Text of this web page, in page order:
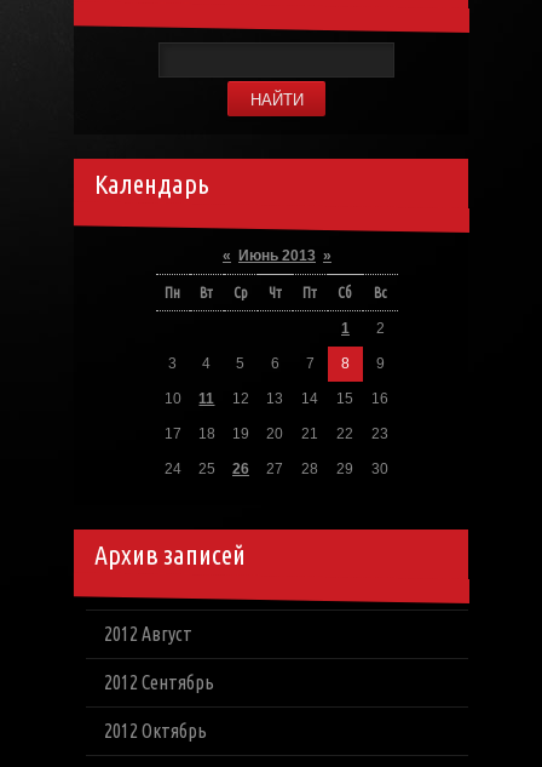
Календарь
« Июнь 2013 »
Пн Вт Ср Чт Пт Сб Вс
1 2
3 4 5 6 7 8 9
10 11 12 13 14 15 16
17 18 19 20 21 22 23
24 25 26 27 28 29 30
Архив записей
2012 Август
2012 Сентябрь
2012 Октябрь